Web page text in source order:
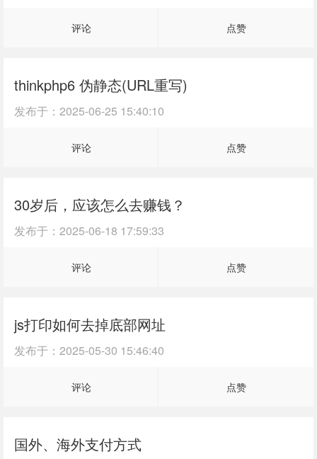
评论 点赞
thinkphp6 伪静态(URL重写)
发布于： 2025-06-25 15:40:10
评论 点赞
30岁后，应该怎么去赚钱？
发布于： 2025-06-18 17:59:33
评论 点赞
js打印如何去掉底部网址
发布于： 2025-05-30 15:46:40
评论 点赞
国外、海外支付方式